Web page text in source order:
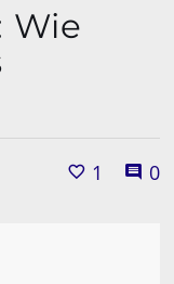
Wie
1 0